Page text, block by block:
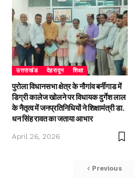
उत्तराखंड देहरादून शिक्षा
पुरोला विधानसभा क्षेत्र के नौगांव बर्नीगाड में
डिग्री कालेज खोलने पर विधायक दुर्गेश लाल
के नैतृत्व में जनप्रतिनिधियों ने शिक्षामंत्री डा.
धन सिंह रावत का जताया आभार
April 26, 2026
Previous